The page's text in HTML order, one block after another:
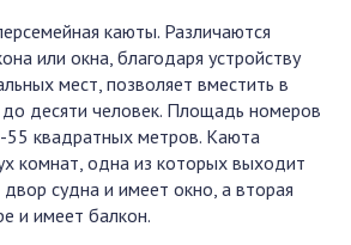
каюты. Различаются
или окна, благодаря устройству
мест, позволяет вместить в
десяти человек. Площадь номеров
55 квадратных метров. Каюта
комнат, одна из которых выходит
судна и имеет окно, а вторая
и имеет балкон.